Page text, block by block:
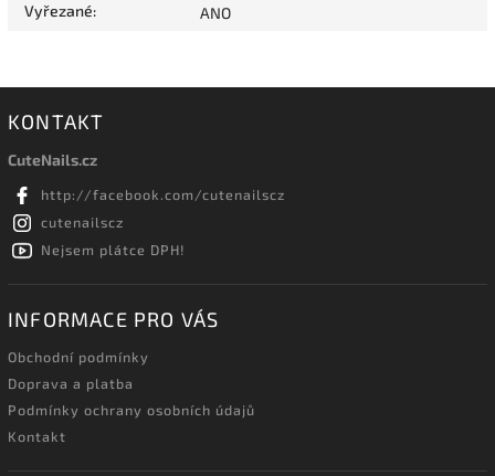
Vyřezané: ANO
KONTAKT
CuteNails.cz
http://facebook.com/cutenailscz
cutenailscz
Nejsem plátce DPH!
INFORMACE PRO VÁS
Obchodní podmínky
Doprava a platba
Podmínky ochrany osobních údajů
Kontakt